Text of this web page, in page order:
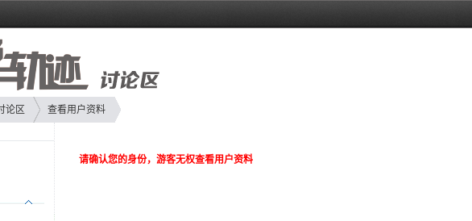
论区 查看用户资料
请确认您的身份，游客无权查看用户资料